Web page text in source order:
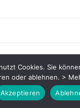
Cookies. Sie
oder ablehnen. >
Akzeptieren